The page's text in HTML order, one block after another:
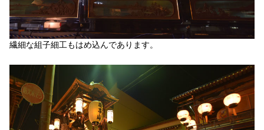
繊細な組子細工もはめ込んであります。